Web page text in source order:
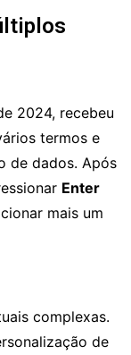
2024, recebeu
termos e
de dados. Após
Enter
mais um
complexas.
de